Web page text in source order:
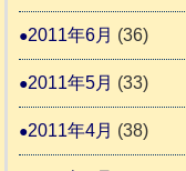
2011年6月 (36)
2011年5月 (33)
2011年4月 (38)